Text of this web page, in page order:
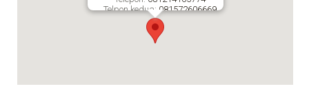
Telpon kedua: 081572606669
Percetakan Online Bandung